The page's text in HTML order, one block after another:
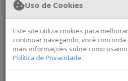
Notícias
Uso de Cookies
Este site utiliza cookies para
continuar navegando, você concorda
mais informações sobre como
Política de Privacidade.